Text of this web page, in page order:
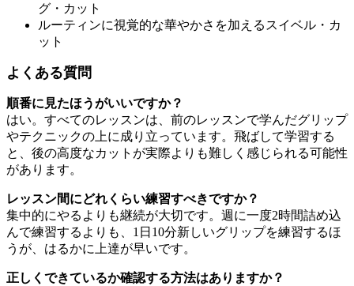
グ・カット
ルーティンに視覚的な華やかさを加えるスイベル・カ
ット
よくある質問
順番に見たほうがいいですか？
はい。すべてのレッスンは、前のレッスンで学んだグリップ
やテクニックの上に成り立っています。飛ばして学習する
と、後の高度なカットが実際よりも難しく感じられる可能性
があります。
レッスン間にどれくらい練習すべきですか？
集中的にやるよりも継続が大切です。週に一度2時間詰め込
んで練習するよりも、1日10分新しいグリップを練習するほ
うが、はるかに上達が早いです。
正しくできているか確認する方法はありますか？